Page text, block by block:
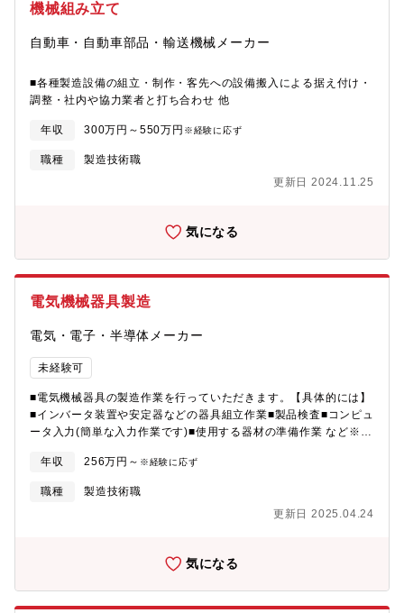
機械組み立て
自動車・自動車部品・輸送機械メーカー
■各種製造設備の組立・制作・客先への設備搬入による据え付け・
調整・社内や協力業者と打ち合わせ 他
年収 300万円～550万円 ※経験に応ず
職種
製造技術職
更新日 2024.11.25
気になる
電気機械器具製造
電気・電子・半導体メーカー
未経験可
■電気機械器具の製造作業を行っていただきます。【具体的には】
■インバータ装置や安定器などの器具組立作業■製品検査■コンピュ
ータ入力(簡単な入力作業です)■使用する器材の準備作業 など※と
年収
256万円～ ※経験に応ず
職種
製造技術職
更新日 2025.04.24
気になる